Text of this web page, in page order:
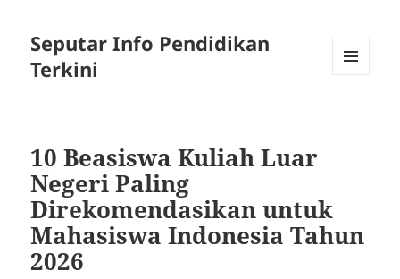
Seputar Info Pendidikan
Terkini
10 Beasiswa Kuliah Luar
Negeri Paling
Direkomendasikan untuk
Mahasiswa Indonesia Tahun
2026